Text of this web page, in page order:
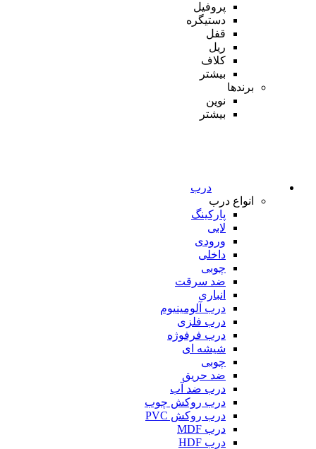
پروفیل
دستیگره
قفل
ریل
کلاف
بیشتر
برندها
نوین
بیشتر
درب
انواع درب
پارکینگ
لابی
ورودی
داخلی
چوبی
ضد سرقت
انباری
درب آلومینیوم
درب فلزی
درب فرفوژه
شیشه ای
چوبی
ضد حریق
درب ضد آب
درب روکش چوب
درب روکش PVC
درب MDF
درب HDF